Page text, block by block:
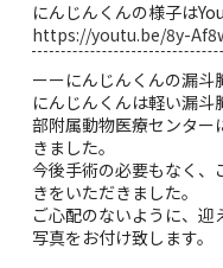
にんじんくんの様子は
https://youtu.be/8y-
ーーにんじんくんの漏斗
にんじんくんは軽い漏
部附属動物医療センター
きました。
今後手術の必要もなく
きをいただきました。
ご心配のないように、
写真をお付け致します。